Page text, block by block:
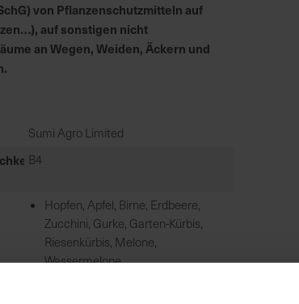
von Pflanzenschutzmitteln auf
auf sonstigen nicht
an Wegen, Weiden, Äckern und
Sumi Agro Limited
B4
Hopfen, Apfel, Birne, Erdbeere,
Zucchini, Gurke, Garten-Kürbis,
Riesenkürbis, Melone,
Wassermelone,...